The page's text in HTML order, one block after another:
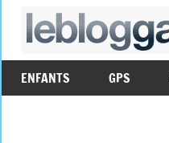
Aller
ENFANTS GPS